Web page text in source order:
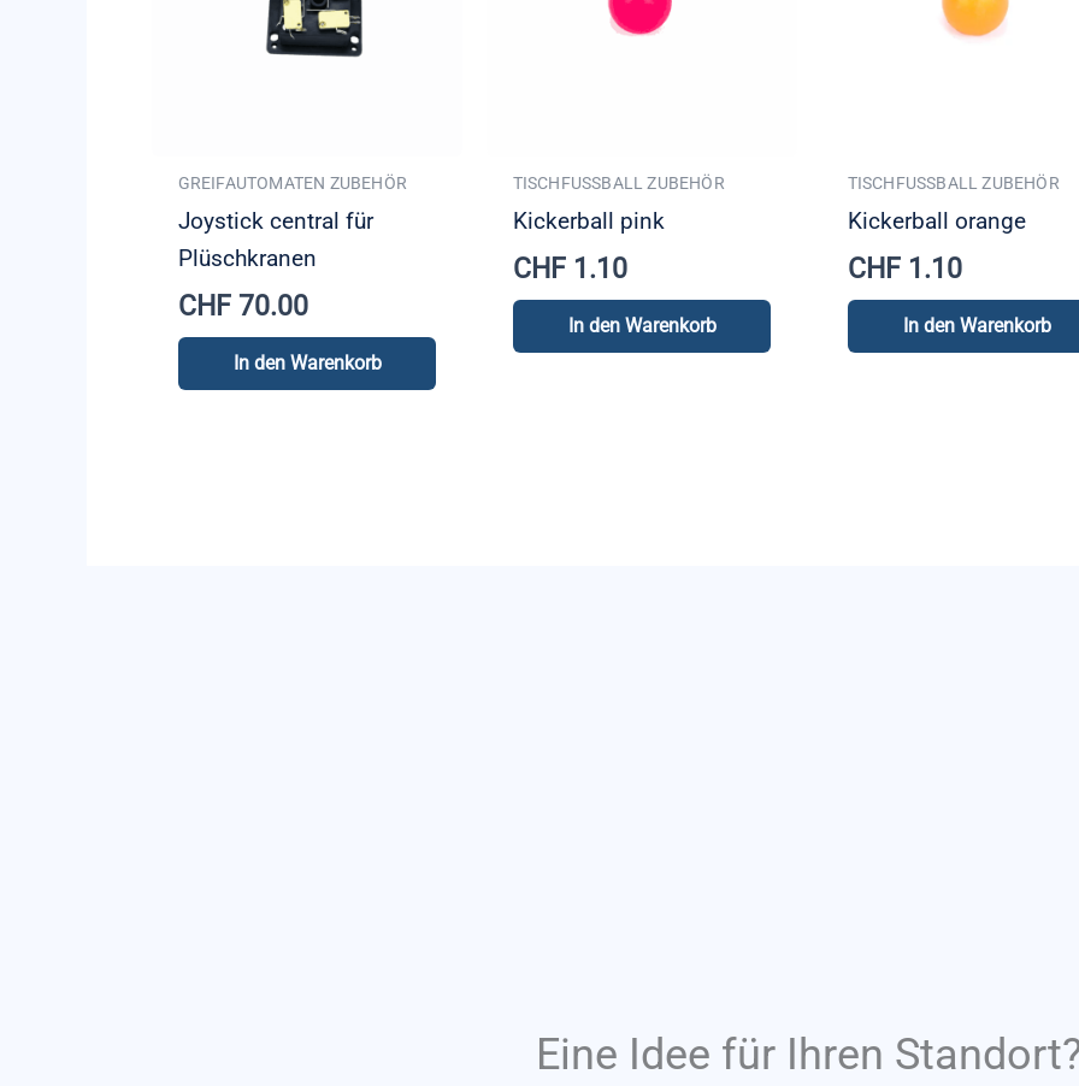
GREIFAUTOMATEN ZUBEHÖR
Joystick central für
Plüschkranen
CHF70.00
In den Warenkorb
TISCHFUSSBALL ZUBEHÖR
Kickerball pink
CHF1.10
In den Warenkorb
TISCHFUSSBALL ZUBEHÖR
Kickerball orange
CHF1.10
In den Warenkorb
Eine Idee für Ihren